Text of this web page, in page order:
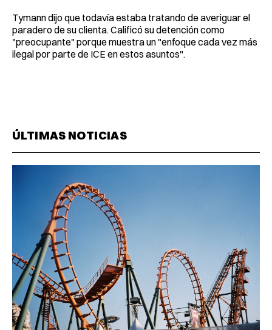
Tymann dijo que todavía estaba tratando de averiguar el
paradero de su clienta. Calificó su detención como
"preocupante" porque muestra un "enfoque cada vez más
ilegal por parte de ICE en estos asuntos".
ÚLTIMAS NOTICIAS